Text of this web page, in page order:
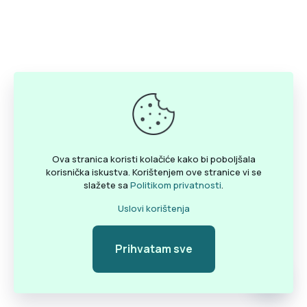
Ova stranica koristi kolačiće kako bi poboljšala
korisnička iskustva. Korištenjem ove stranice vi se
slažete sa Politikom privatnosti.
Uslovi korištenja
Prihvatam sve
Pozovite
Open